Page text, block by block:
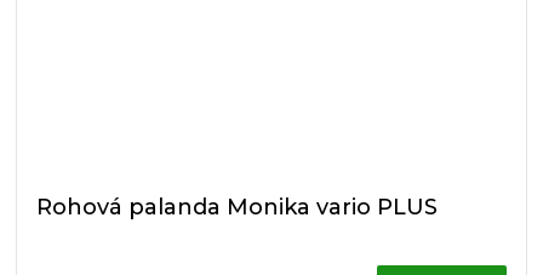
Rohová palanda Monika vario PLUS